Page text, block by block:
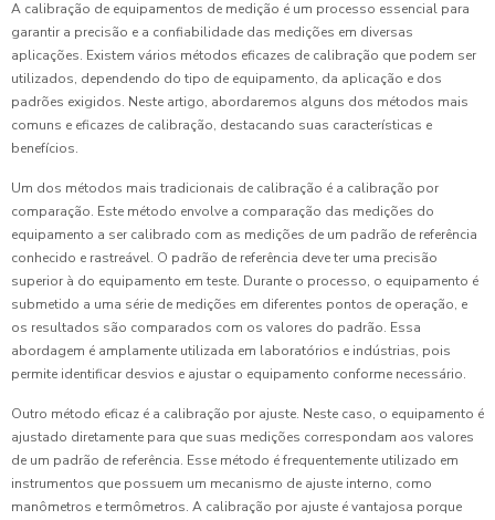
A calibração de equipamentos de medição é um processo essencial para
garantir a precisão e a confiabilidade das medições em diversas
aplicações. Existem vários métodos eficazes de calibração que podem ser
utilizados, dependendo do tipo de equipamento, da aplicação e dos
padrões exigidos. Neste artigo, abordaremos alguns dos métodos mais
comuns e eficazes de calibração, destacando suas características e
benefícios.
Um dos métodos mais tradicionais de calibração é a calibração por
comparação. Este método envolve a comparação das medições do
equipamento a ser calibrado com as medições de um padrão de referência
conhecido e rastreável. O padrão de referência deve ter uma precisão
superior à do equipamento em teste. Durante o processo, o equipamento é
submetido a uma série de medições em diferentes pontos de operação, e
os resultados são comparados com os valores do padrão. Essa
abordagem é amplamente utilizada em laboratórios e indústrias, pois
permite identificar desvios e ajustar o equipamento conforme necessário.
Outro método eficaz é a calibração por ajuste. Neste caso, o equipamento é
ajustado diretamente para que suas medições correspondam aos valores
de um padrão de referência. Esse método é frequentemente utilizado em
instrumentos que possuem um mecanismo de ajuste interno, como
manômetros e termômetros. A calibração por ajuste é vantajosa porque